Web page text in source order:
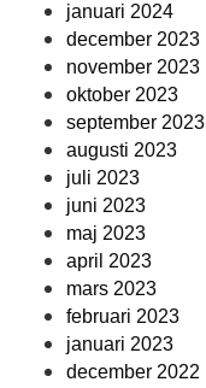
januari 2024
december 2023
november 2023
oktober 2023
september 2023
augusti 2023
juli 2023
juni 2023
maj 2023
april 2023
mars 2023
februari 2023
januari 2023
december 2022